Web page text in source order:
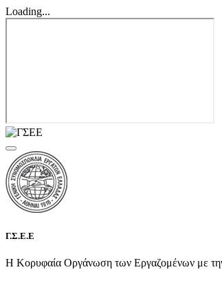
Loading...
Γ.Σ.Ε.Ε
Η Κορυφαία Οργάνωση των Εργαζομένων με την